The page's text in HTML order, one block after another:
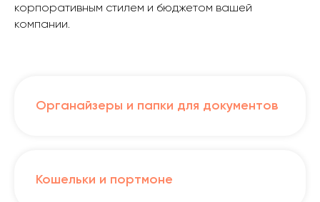
корпоративным стилем и бюджетом вашей
компании.
Органайзеры и папки для документов
Кошельки и портмоне